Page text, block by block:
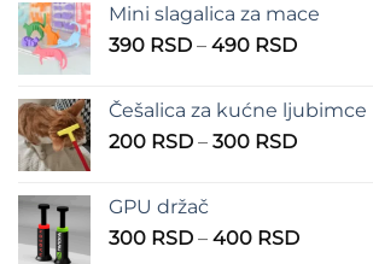
1.250
Mini slagalica za mace
390 RSD – 490 RSDRaspon
390 RSD
do
Češalica za kućne ljubimce
200 RSD – 300 RSDRaspon
do
GPU držač
300 RSD – 400 RSDRaspon